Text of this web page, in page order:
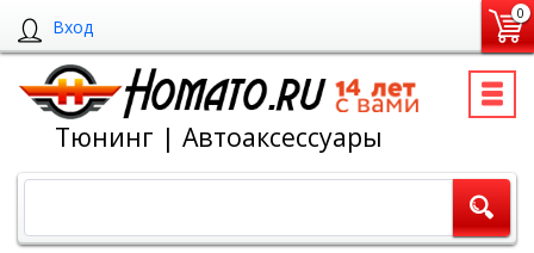
Вход
0
Тюнинг | Автоаксессуары